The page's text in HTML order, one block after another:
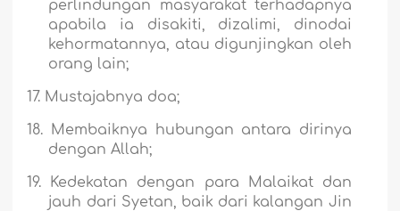
perlindungan masyarakat terhadapnya
apabila ia disakiti, dizalimi, dinodai
kehormatannya, atau digunjingkan oleh
orang lain;
17. Mustajabnya doa;
18.
Membaiknya hubungan antara dirinya
dengan Allah;
19.
Kedekatan dengan para Malaikat dan
jauh dari Syetan, baik dari kalangan Jin